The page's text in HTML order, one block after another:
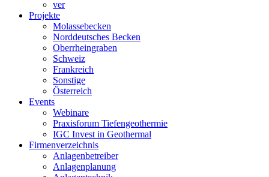
ver
Projekte
Molassebecken
Norddeutsches Becken
Oberrheingraben
Schweiz
Frankreich
Sonstige
Österreich
Events
Webinare
Praxisforum Tiefengeothermie
IGC Invest in Geothermal
Firmenverzeichnis
Anlagenbetreiber
Anlagenplanung